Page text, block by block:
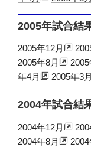
2005年試合結
2005年12月
2005年8月
2005
年4月
2005年3月
2004年試合結
2004年12月
2004年8月
2004